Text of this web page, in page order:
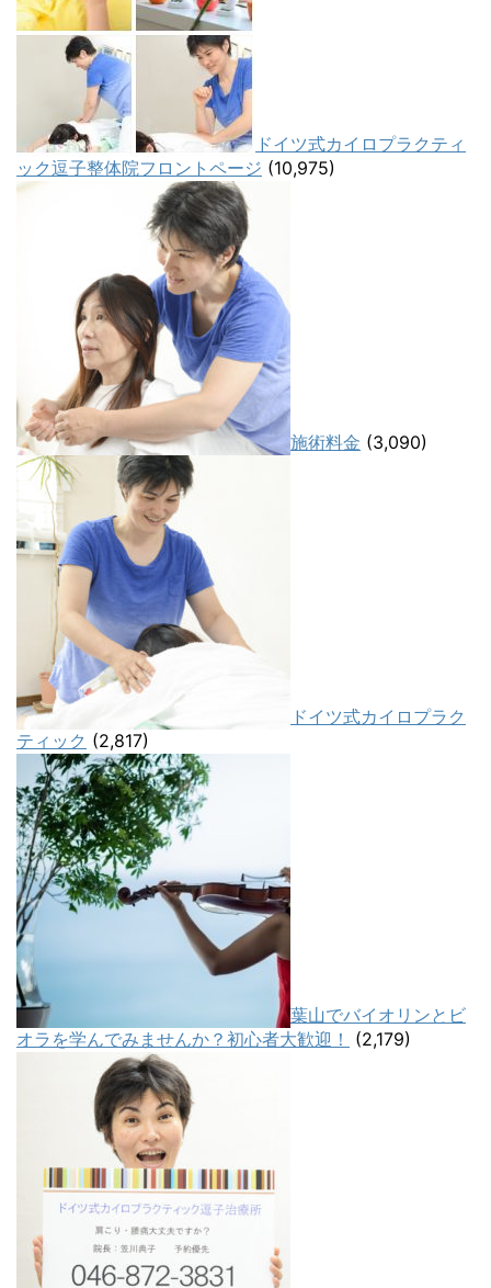
ドイツ式カイロプラクティ
ック逗子整体院フロントページ (10,975)
施術料金 (3,090)
ドイツ式カイロプラク
ティック (2,817)
葉山でバイオリンとビ
オラを学んでみませんか？初心者大歓迎！
(2,179)